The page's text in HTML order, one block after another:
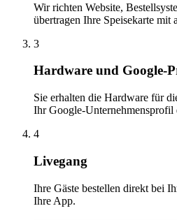
Wir richten Website,
übertragen Ihre Speisekarte mit
3
Hardware und Google-
Sie erhalten die Hardware für
Ihr Google-Unternehmensprofil
4
Livegang
Ihre Gäste bestellen direkt bei
Ihre App.